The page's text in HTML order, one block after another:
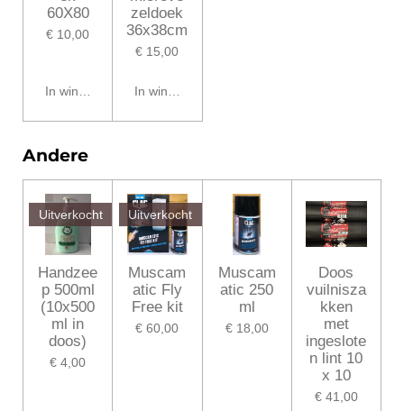
60X80
€ 10,00
In winkelwagen
zeldoek
36x38cm
€ 15,00
In winkelwagen
Andere
Uitverkocht
Handzee
p 500ml
(10x500
ml in
doos)
€ 4,00
Uitverkocht
Muscam
atic Fly
Free kit
€ 60,00
Muscam
atic 250
ml
€ 18,00
Doos
vuilnisza
kken
met
ingeslote
n lint 10
x 10
€ 41,00